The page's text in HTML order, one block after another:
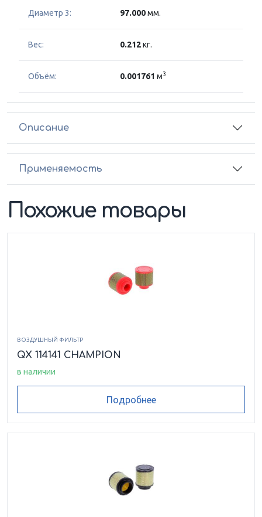
Диаметр 3: 97.000мм.
Вес: 0.212кг.
Объём: 0.001761 м3
Описание
Применяемость
Похожие товары
ВОЗДУШНЫЙ ФИЛЬТР
QX 114141 CHAMPION
в наличии
Подробнее